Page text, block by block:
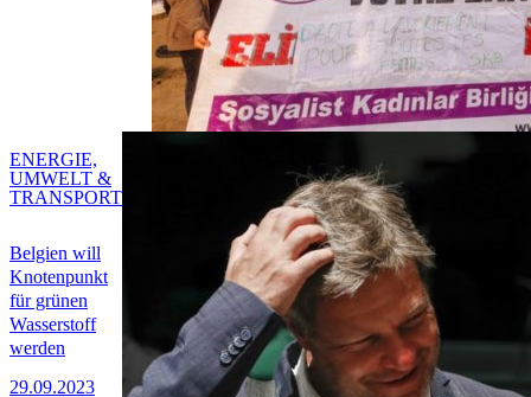
Belgien will
Knotenpunkt
für grünen
Wasserstoff
werden
29.09.2023
ENERGIE,
UMWELT &
TRANSPORT